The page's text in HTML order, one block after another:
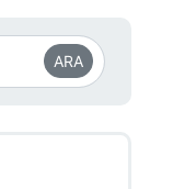
ARA